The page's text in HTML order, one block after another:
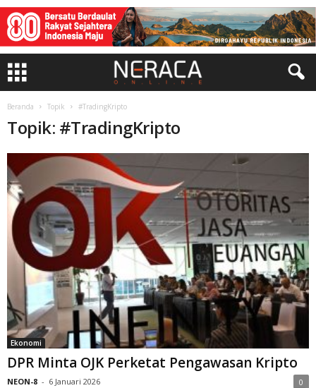
Beranda Topik #TradingKripto
Topik: #TradingKripto
Ekonomi
DPR Minta OJK Perketat Pengawasan Kripto
NEON-8 - 6 Januari 2026 0